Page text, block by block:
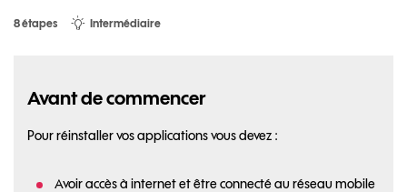
8 étapes Intermédiaire
Avant de commencer
Pour réinstaller vos applications vous devez :
Avoir accès à internet et être connecté au réseau mobile